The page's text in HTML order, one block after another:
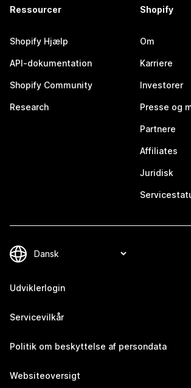
Ressourcer
Shopify Hjælp
API-dokumentation
Shopify Community
Research
Shopify
Om
Karriere
Investorer
Presse og
Partnere
Affiliates
Juridisk
Udviklerlogin
Servicevilkår
Politik om beskyttelse af persondata
Websiteoversigt